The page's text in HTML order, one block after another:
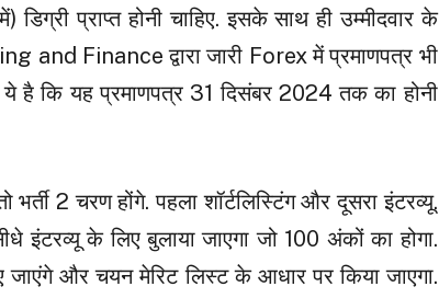
प्राप्त होनी चाहिए. इसके साथ ही उम्मीदवार के
Finance द्वारा जारी Forex में प्रमाणपत्र भी
ये है कि यह प्रमाणपत्र 31 दिसंबर 2024 तक का होनी
2 चरण होंगे. पहला शॉर्टलिस्टिंग और दूसरा इंटरव्यू.
इंटरव्यू के लिए बुलाया जाएगा जो 100 अंकों का होगा.
और चयन मेरिट लिस्ट के आधार पर किया जाएगा.